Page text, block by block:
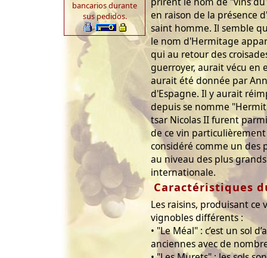
bancarios durante
sus pedidos.
en raison de la présence
saint homme. Il semble
le nom d'Hermitage
qui au retour des
guerroyer, aurait vécu en
aurait été donnée par
d'Espagne. Il y aurait
depuis se nomme
tsar Nicolas II furent
de ce vin
considéré comme un des
au niveau des plus
internationale.
Caractéristiques
Les raisins, produisant
vignobles différents :
• "Le Méal" : c’est un sol
anciennes avec de